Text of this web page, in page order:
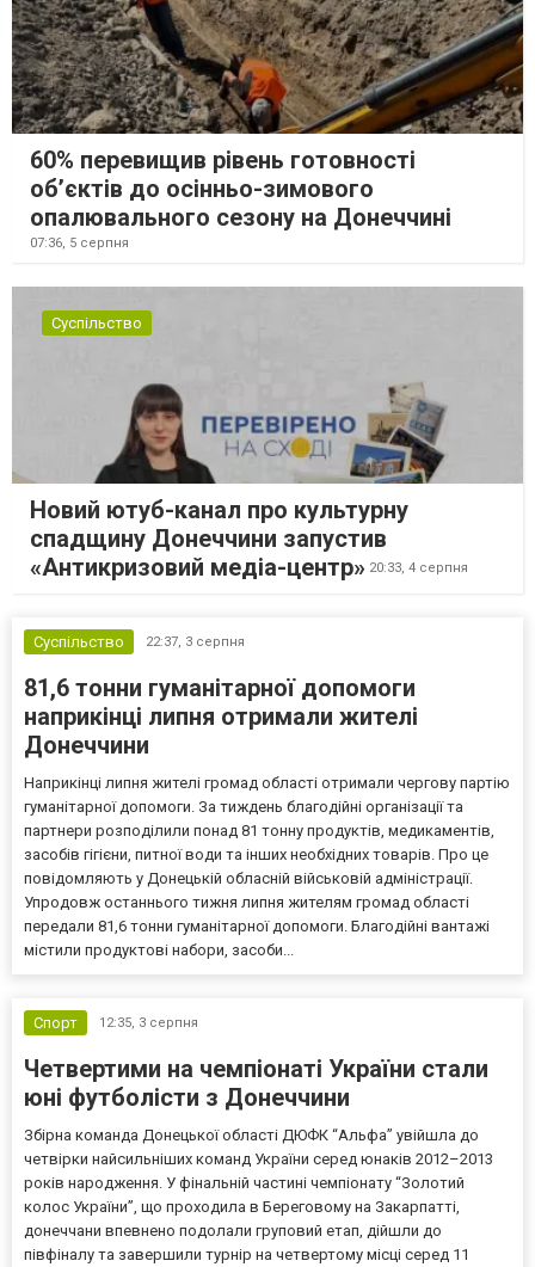
60% перевищив рівень готовності
об’єктів до осінньо-зимового
опалювального сезону на Донеччині
07:36, 5 серпня
Суспільство
Новий ютуб-канал про культурну
спадщину Донеччини запустив
«Антикризовий медіа-центр» 20:33, 4 серпня
Суспільство 22:37, 3 серпня
81,6 тонни гуманітарної допомоги
наприкінці липня отримали жителі
Донеччини
Наприкінці липня жителі громад області отримали чергову партію
гуманітарної допомоги. За тиждень благодійні організації та
партнери розподілили понад 81 тонну продуктів, медикаментів,
засобів гігієни, питної води та інших необхідних товарів. Про це
повідомляють у Донецькій обласній військовій адміністрації.
Упродовж останнього тижня липня жителям громад області
передали 81,6 тонни гуманітарної допомоги. Благодійні вантажі
містили продуктові набори, засоби...
Спорт 12:35, 3 серпня
Четвертими на чемпіонаті України стали
юні футболісти з Донеччини
Збірна команда Донецької області ДЮФК “Альфа” увійшла до
четвірки найсильніших команд України серед юнаків 2012–2013
років народження. У фінальній частині чемпіонату “Золотий
колос України”, що проходила в Береговому на Закарпатті,
донеччани впевнено подолали груповий етап, дійшли до
півфіналу та завершили турнір на четвертому місці серед 11